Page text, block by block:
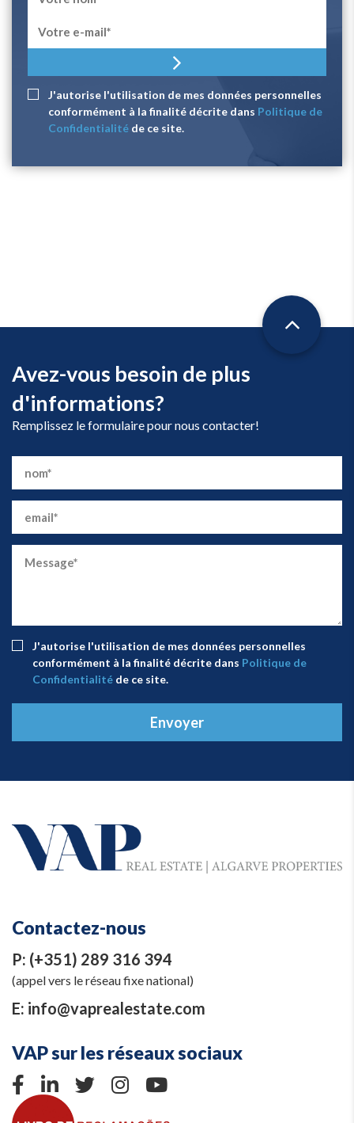
J'autorise l'utilisation de mes données personnelles
conformément à la finalité décrite dans Politique de
Confidentialité de ce site.
Contactez-nous
P: (+351) 289 316 394
(appel vers le réseau fixe national)
E: info@vaprealestate.com
VAP sur les réseaux sociaux
Avez-vous besoin de plus
d'informations?
Remplissez le formulaire pour nous contacter!
J'autorise l'utilisation de mes données personnelles
conformément à la finalité décrite dans Politique de
Confidentialité de ce site.
Envoyer